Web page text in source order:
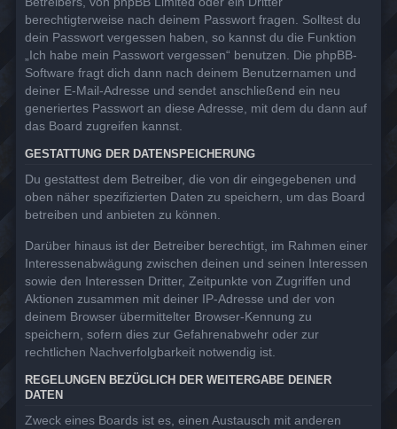
berechtigterweise nach deinem Passwort fragen. Solltest du
dein Passwort vergessen haben, so kannst du die Funktion
„Ich habe mein Passwort vergessen“ benutzen. Die phpBB-
Software fragt dich dann nach deinem Benutzernamen und
deiner E-Mail-Adresse und sendet anschließend ein neu
generiertes Passwort an diese Adresse, mit dem du dann auf
das Board zugreifen kannst.
GESTATTUNG DER DATENSPEICHERUNG
Du gestattest dem Betreiber, die von dir eingegebenen und
oben näher spezifizierten Daten zu speichern, um das Board
betreiben und anbieten zu können.
Darüber hinaus ist der Betreiber berechtigt, im Rahmen einer
Interessenabwägung zwischen deinen und seinen Interessen
sowie den Interessen Dritter, Zeitpunkte von Zugriffen und
Aktionen zusammen mit deiner IP-Adresse und der von
deinem Browser übermittelter Browser-Kennung zu
speichern, sofern dies zur Gefahrenabwehr oder zur
rechtlichen Nachverfolgbarkeit notwendig ist.
REGELUNGEN BEZÜGLICH DER WEITERGABE DEINER
DATEN
Zweck eines Boards ist es, einen Austausch mit anderen